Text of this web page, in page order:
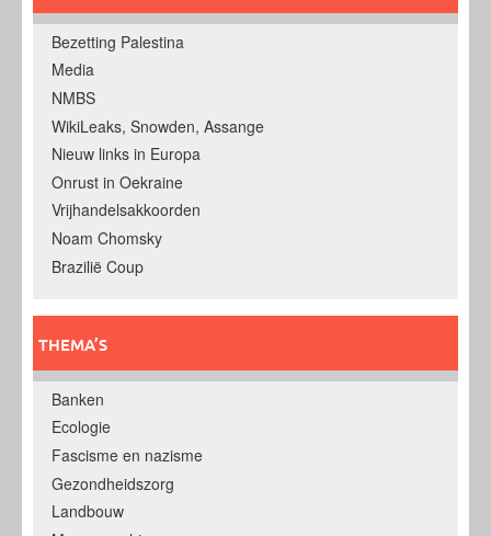
Bezetting Palestina
Media
NMBS
WikiLeaks, Snowden, Assange
Nieuw links in Europa
Onrust in Oekraine
Vrijhandelsakkoorden
Noam Chomsky
Brazilië Coup
THEMA’S
Banken
Ecologie
Fascisme en nazisme
Gezondheidszorg
Landbouw